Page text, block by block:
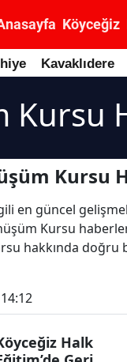
Köyceğiz
Kavaklıdere
Kursu
Kursu
en güncel
Kursu
hakkında doğru
Halk